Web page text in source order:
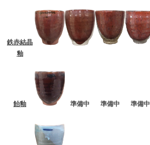
鉄赤結晶
釉
飴釉 準備中 準備中 準備中